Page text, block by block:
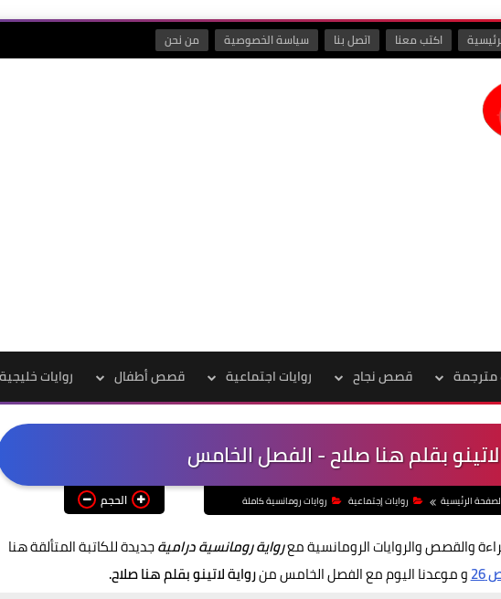
اكتب معنا اتصل بنا سياسة الخصوصية من نحن
مترجمة قصص نجاح روايات اجتماعية قصص أطفال روايات خليجية
لاتينو بقلم هنا صلاح - الفصل الخامس
الرئيسية روايات إجتماعية روايات رومانسية كاملة الحجم
والقصص والروايات الرومانسية معرواية رومانسية دراميةجديدة للكاتبة المتألقة هنا
و موعدنا اليوم مع الفصل الخامس منرواية لاتينو بقلم هنا صلاح.